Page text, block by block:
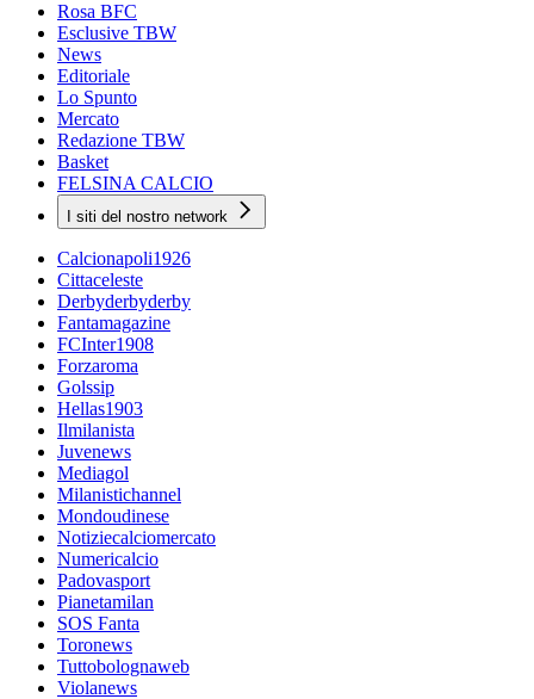
Rosa BFC
Esclusive TBW
News
Editoriale
Lo Spunto
Mercato
Redazione TBW
Basket
FELSINA CALCIO
I siti del nostro network
Calcionapoli1926
Cittaceleste
Derbyderbyderby
Fantamagazine
FCInter1908
Forzaroma
Golssip
Hellas1903
Ilmilanista
Juvenews
Mediagol
Milanistichannel
Mondoudinese
Notiziecalciomercato
Numericalcio
Padovasport
Pianetamilan
SOS Fanta
Toronews
Tuttobolognaweb
Violanews